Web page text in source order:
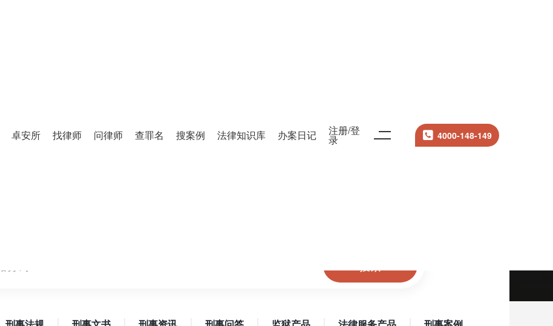
卓安所 找律师 问律师 查罪名 搜案例 法律知识库 办案日记 注册/登
录 4000-148-149